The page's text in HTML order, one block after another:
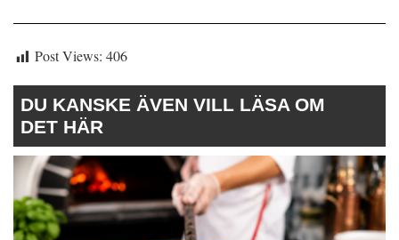
Post Views: 406
DU KANSKE ÄVEN VILL LÄSA OM
DET HÄR